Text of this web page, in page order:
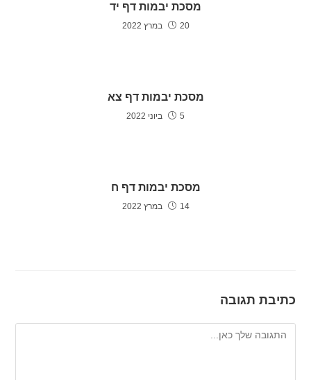
מסכת יבמות דף יד
20 במרץ 2022
מסכת יבמות דף צא
5 ביוני 2022
מסכת יבמות דף ח
14 במרץ 2022
כתיבת תגובה
להגיב